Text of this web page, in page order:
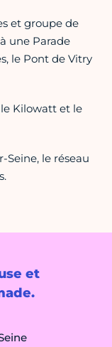
et
et groupe de
une Parade
le Pont de Vitry
Kilowatt et le
Seine, le réseau